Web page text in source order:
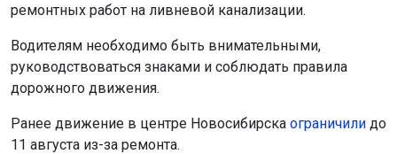
ремонтных работ на ливневой канализации.
Водителям необходимо быть внимательными,
руководствоваться знаками и соблюдать правила
дорожного движения.
Ранее движение в центре Новосибирска ограничили до
11 августа из-за ремонта.